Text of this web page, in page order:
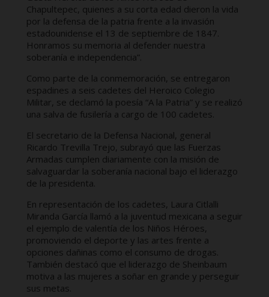
Chapultepec, quienes a su corta edad dieron la vida
por la defensa de la patria frente a la invasión
estadounidense el 13 de septiembre de 1847.
Honramos su memoria al defender nuestra
soberanía e independencia”.
Como parte de la conmemoración, se entregaron
espadines a seis cadetes del Heroico Colegio
Militar, se declamó la poesía “A la Patria” y se realizó
una salva de fusilería a cargo de 100 cadetes.
El secretario de la Defensa Nacional, general
Ricardo Trevilla Trejo, subrayó que las Fuerzas
Armadas cumplen diariamente con la misión de
salvaguardar la soberanía nacional bajo el liderazgo
de la presidenta.
En representación de los cadetes, Laura Citlalli
Miranda García llamó a la juventud mexicana a seguir
el ejemplo de valentía de los Niños Héroes,
promoviendo el deporte y las artes frente a
opciones dañinas como el consumo de drogas.
También destacó que el liderazgo de Sheinbaum
motiva a las mujeres a soñar en grande y perseguir
sus metas.